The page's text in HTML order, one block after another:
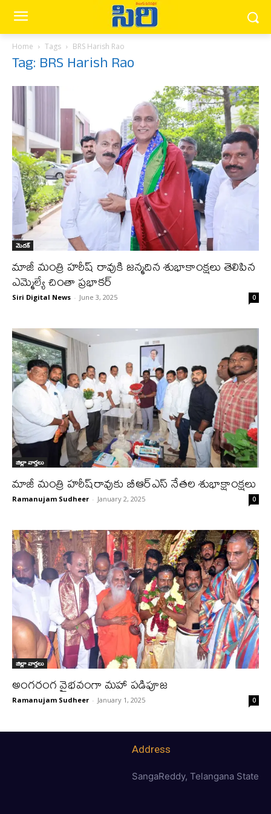
Home Tags BRS Harish Rao
Tag: BRS Harish Rao
మెద‌క్
మాజీ మంత్రి హరీష్ రావుకి జన్మదిన శుభాకాంక్షలు తెలిపిన
ఎమ్మెల్యే చింతా ప్రభాకర్
Siri Digital News - June 3, 2025 0
జిల్లా వార్త‌లు
మాజీ మంత్రి హ‌రీష్‌రావుకు బీఆర్ఎస్ నేత‌ల శుభాక్షాంక్ష‌లు
Ramanujam Sudheer - January 2, 2025 0
జిల్లా వార్త‌లు
అంగరంగ వైభవంగా మ‌హా ప‌డిపూజ
Ramanujam Sudheer - January 1, 2025 0
Address
SangaReddy, Telangana State